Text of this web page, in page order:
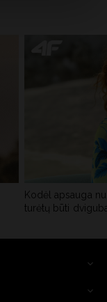
Kodėl apsauga
turėtų būti